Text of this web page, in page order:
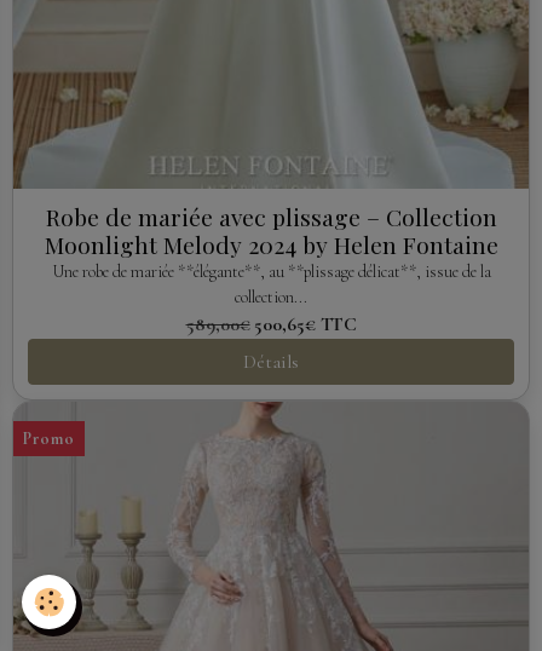
Robe de mariée avec plissage – Collection
Moonlight Melody 2024 by Helen Fontaine
Une robe de mariée **élégante**, au **plissage délicat**, issue de la
collection...
589,00€ 500,65€ TTC
Détails
Promo